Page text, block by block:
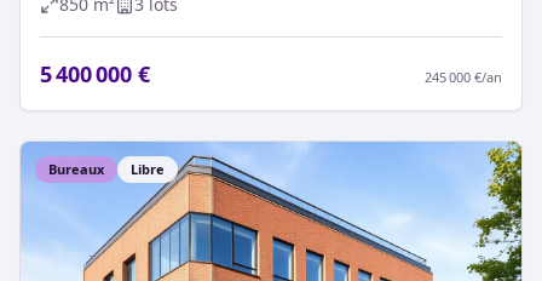
5 400 000 € 245 000 €/an
Bureaux Libre